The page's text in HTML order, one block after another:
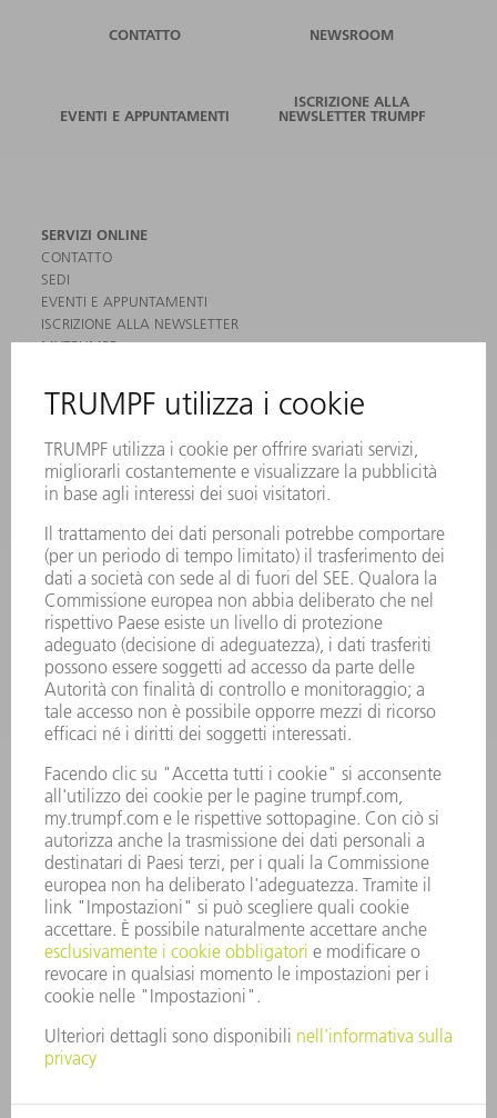
CONTATTO NEWSROOM
EVENTI E APPUNTAMENTI
ISCRIZIONE ALLA
NEWSLETTER TRUMPF
SERVIZI ONLINE
CONTATTO
SEDI
EVENTI E APPUNTAMENTI
ISCRIZIONE ALLA NEWSLETTER
MYTRUMPF
PRODOTTI
MACCHINE & SISTEMI
ELETTRONICA DI POTENZA
MACCHINE UTENSILI ELETTRICHE
SMART FACTORY
SOFTWARE
SERVICES
APPLICAZIONI
SETTORI
L'AZIENDA
CARRIERA
OFFERTE DI LAVORO
PROFILO DELL'AZIENDA
PRESIDENZA
RELAZIONE DI BILANCIO
PRINCIPI AZIENDALI
COMPLIANCE
SISTEMA DI WHISTLEBLOWING
SECURITY
COMUNICATI STAMPA
RIVISTE
SOSTENIBILITÀ
CLIMA E AMBIENTE
IMPEGNO SOCIALE E COMUNITARIO
GOVERNANCE AZIENDALE